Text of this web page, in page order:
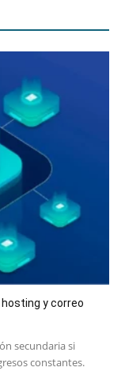
y correo
secundaria si
constantes.